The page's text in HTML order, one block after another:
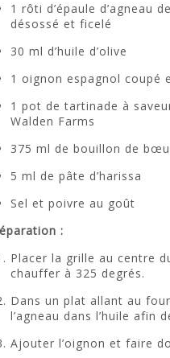
1 rôti d’épaule d’agneau
désossé et ficelé
30 ml d’huile d’olive
1 oignon espagnol coupé
1 pot de tartinade à
Walden Farms
375 ml de bouillon de
5 ml de pâte d’harissa
Sel et poivre au goût
:
Placer la grille au centre
chauffer à 325 degrés.
Dans un plat allant au
l’agneau dans l’huile afin
Ajouter l’oignon et faire